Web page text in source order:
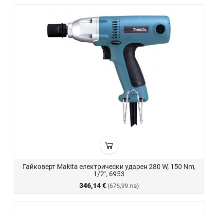
Гайковерт Makita електрически ударен 280 W, 150 Nm,
1/2", 6953
346,14 € (676,99 лв)